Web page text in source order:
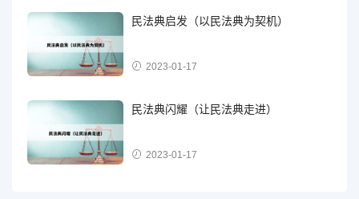
民法典启发（以民法典为契机）
2023-01-17
民法典闪耀（让民法典走进）
2023-01-17